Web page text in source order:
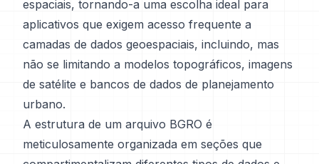
espaciais, tornando-a uma escolha ideal para
aplicativos que exigem acesso frequente a
camadas de dados geoespaciais, incluindo, mas
não se limitando a modelos topográficos, imagens
de satélite e bancos de dados de planejamento
urbano.
A estrutura de um arquivo BGRO é
meticulosamente organizada em seções que